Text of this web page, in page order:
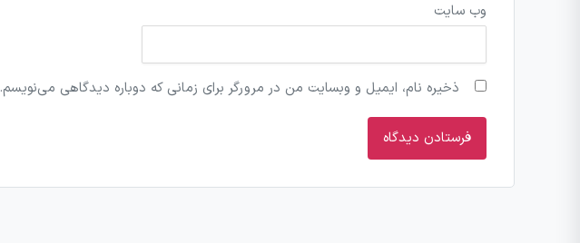
وب‌ سایت
ذخیره نام، ایمیل و وبسایت من در مرورگر برای زمانی که دوباره دیدگاهی می‌نویسم.